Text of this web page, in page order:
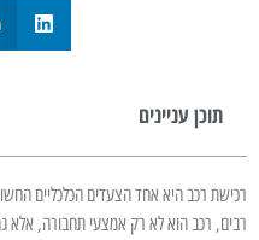
תוכן עניינים
רכישת רכב היא אחד הצעדים הכלכליים
רבים, רכב הוא לא רק אמצעי תחבורה, אלא גם